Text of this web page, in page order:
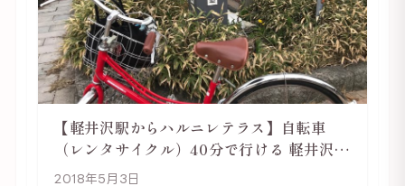
【軽井沢駅からハルニレテラス】自転車
（レンタサイクル）40分で行ける 軽井沢旅
行は自転車利用がおススメ
2018年5月3日